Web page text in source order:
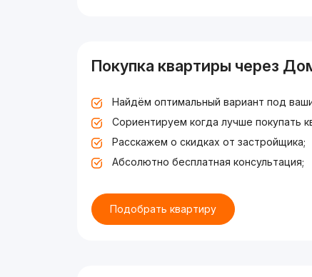
Покупка квартиры через
Найдём оптимальный вариант под
Сориентируем когда лучше покупать
Расскажем о скидках от застройщика;
Абсолютно бесплатная консультация;
Подобрать квартиру